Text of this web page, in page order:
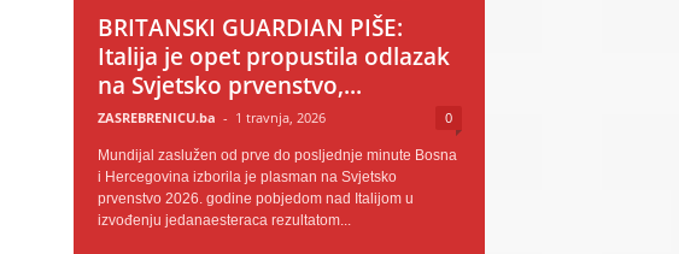
BRITANSKI GUARDIAN PIŠE:
Italija je opet propustila odlazak
na Svjetsko prvenstvo,...
ZASREBRENICU.ba - 1 travnja, 2026 0
Mundijal zaslužen od prve do posljednje minute Bosna
i Hercegovina izborila je plasman na Svjetsko
prvenstvo 2026. godine pobjedom nad Italijom u
izvođenju jedanaesteraca rezultatom...